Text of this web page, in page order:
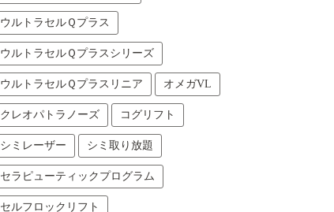
ウルトラセルＱプラス
ウルトラセルＱプラスシリーズ
ウルトラセルＱプラスリニア オメガVL
クレオパトラノーズ コグリフト
シミレーザー シミ取り放題
セラピューティックプログラム
セルフロックリフト